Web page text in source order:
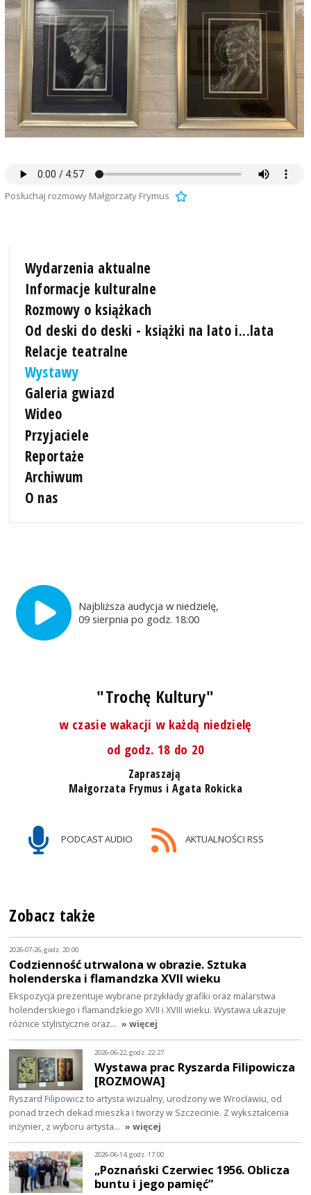
Posłuchaj rozmowy Małgorzaty Frymus
Wydarzenia aktualne
Informacje kulturalne
Rozmowy o książkach
Od deski do deski - książki na lato i...lata
Relacje teatralne
Wystawy
Galeria gwiazd
Wideo
Przyjaciele
Reportaże
Archiwum
O nas
Najbliższa audycja w niedzielę,
09 sierpnia po godz. 18:00
"Trochę Kultury"
w czasie wakacji w każdą niedzielę
od godz. 18 do 20
Zapraszają
Małgorzata Frymus i Agata Rokicka
PODCAST AUDIO AKTUALNOŚCI RSS
Zobacz także
2026-07-26, godz. 20:00
Codzienność utrwalona w obrazie. Sztuka
holenderska i flamandzka XVII wieku
Ekspozycja prezentuje wybrane przykłady grafiki oraz malarstwa
holenderskiego i flamandzkiego XVII i XVIII wieku. Wystawa ukazuje
różnice stylistyczne oraz… » więcej
2026-06-22, godz. 22:27
Wystawa prac Ryszarda Filipowicza
[ROZMOWA]
Ryszard Filipowicz to artysta wizualny, urodzony we Wrocławiu, od
ponad trzech dekad mieszka i tworzy w Szczecinie. Z wykształcenia
inżynier, z wyboru artysta… » więcej
2026-06-14, godz. 17:00
„Poznański Czerwiec 1956. Oblicza
buntu i jego pamięć”